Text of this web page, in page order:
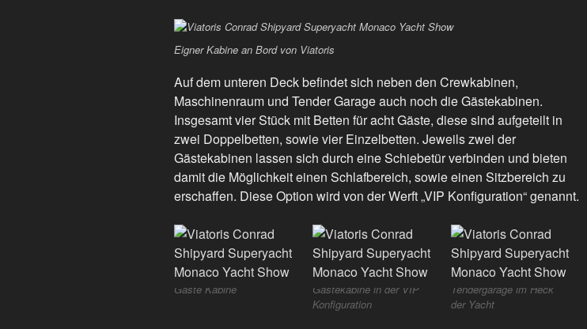
Eigner Kabine an Bord von Viatoris
Auf dem unteren Deck befindet sich neben den Crewkabinen,
Maschinenraum und Tender Garage auch noch die Gästekabinen.
Insgesamt vier Stück mit Betten für acht Gäste, diese sind aufgeteilt in
zwei Doppelbetten, sowie vier Einzelbetten. Jeweils zwei der
Gästekabinen lassen sich durch eine Schiebetür verbinden und bieten
damit die Möglichkeit einen Schlafbereich, sowie einen Sitzbereich zu
erschaffen. Diese Option wird von der Werft „VIP Konfiguration“ genannt.
Gäste Kabine
Gästekabine in der VIP
Konfiguration
Tendergarage im Heck
der Yacht